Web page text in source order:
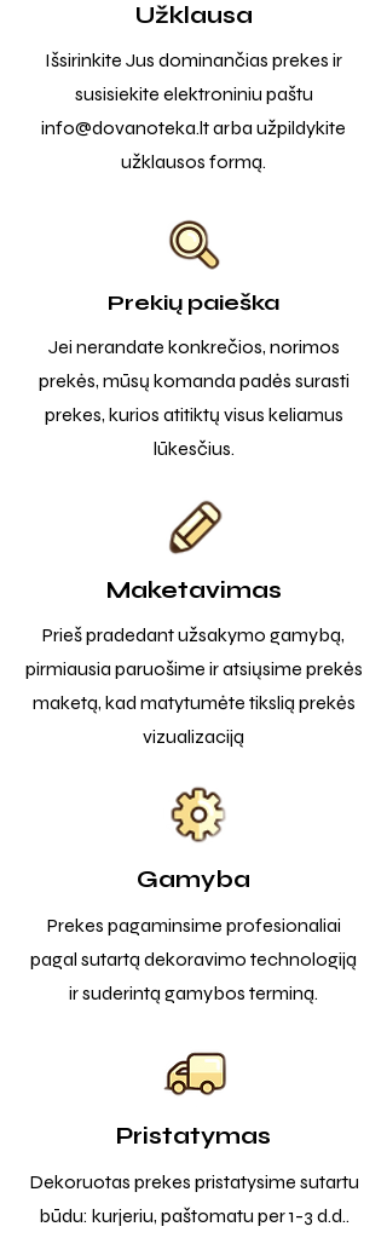
Užklausa
Išsirinkite Jus dominančias prekes ir
susisiekite elektroniniu paštu
info@dovanoteka.ltarba užpildykite
užklausos formą.
Prekių paieška
Jei nerandate konkrečios, norimos
prekės, mūsų komanda padės surasti
prekes, kurios atitiktų visus keliamus
lūkesčius.
Maketavimas
Prieš pradedant užsakymo gamybą,
pirmiausia paruošime ir atsiųsime prekės
maketą, kad matytumėte tikslią prekės
vizualizaciją
Gamyba
Prekes pagaminsime profesionaliai
pagal sutartą dekoravimo technologiją
ir suderintą gamybos terminą.
Pristatymas
Dekoruotas prekes pristatysime sutartu
būdu: kurjeriu, paštomatu per 1-3 d.d..